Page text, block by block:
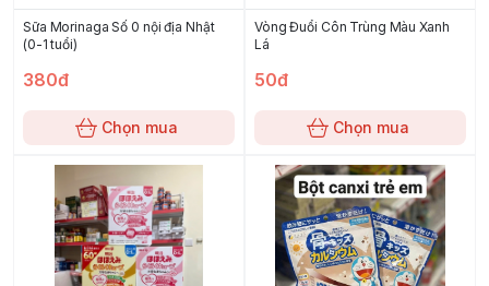
Sữa Morinaga Số 0 nội địa Nhật
(0-1 tuổi)
380đ
Chọn mua
Vòng Đuổi Côn Trùng Màu Xanh
Lá
50đ
Chọn mua